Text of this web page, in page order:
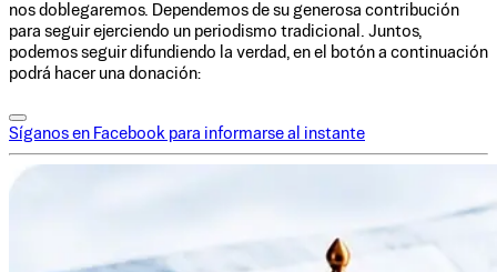
nos doblegaremos. Dependemos de su generosa contribución
para seguir ejerciendo un periodismo tradicional. Juntos,
podemos seguir difundiendo la verdad, en el botón a continuación
podrá hacer una donación:
Síganos en Facebook para informarse al instante